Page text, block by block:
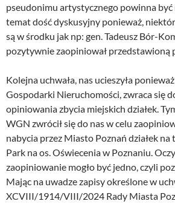
pseudonimu artystycznego powinna być
temat dość dyskusyjny ponieważ,
są w środku jak np: gen. Tadeusz Bór-
pozytywnie zaopiniował przedstawioną
Kolejna uchwała, nas ucieszyła
Gospodarki Nieruchomości, zwraca się
opiniowania zbycia miejskich działek.
WGN zwrócił się do nas w celu
nabycia przez Miasto Poznań działek
Park na os. Oświecenia w Poznaniu.
zaopiniowanie mogło być jedno, czyli
Mając na uwadze zapisy określone w
XCVIII/1914/VIII/2024 Rady Miasta